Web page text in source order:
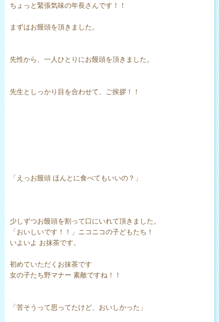
ちょっと緊張気味の年長さんです！！
まずはお饅頭を頂きました。
先性から、一人ひとりにお饅頭を頂きました。
先生としっかり目を合わせて、ご挨拶！！
「えっお饅頭 ほんとに食べてもいいの？」
少しずつお饅頭を割って口にいれて頂きました。
「おいしいです！！」ニコニコの子どもたち！
いよいよ お抹茶です。
初めていただくお抹茶です
女の子たち野マナー 素敵ですね！！
「苦そうって思ってたけど、おいしかった」